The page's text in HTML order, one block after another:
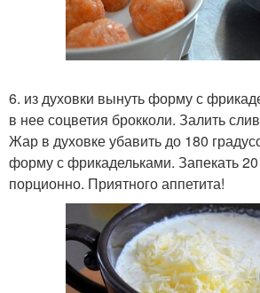
6. из духовки вынуть форму с
в нее соцветия брокколи. Залить
Жар в духовке убавить до 180
форму с фрикадельками. Запекать
порционно. Приятного аппетита!